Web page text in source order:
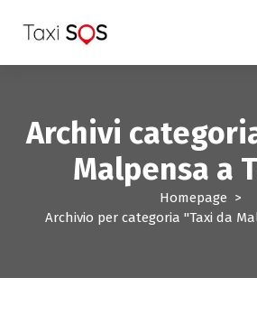
a
Archivi
Malpensa a
Homepage >
Archivio per categoria "Taxi da